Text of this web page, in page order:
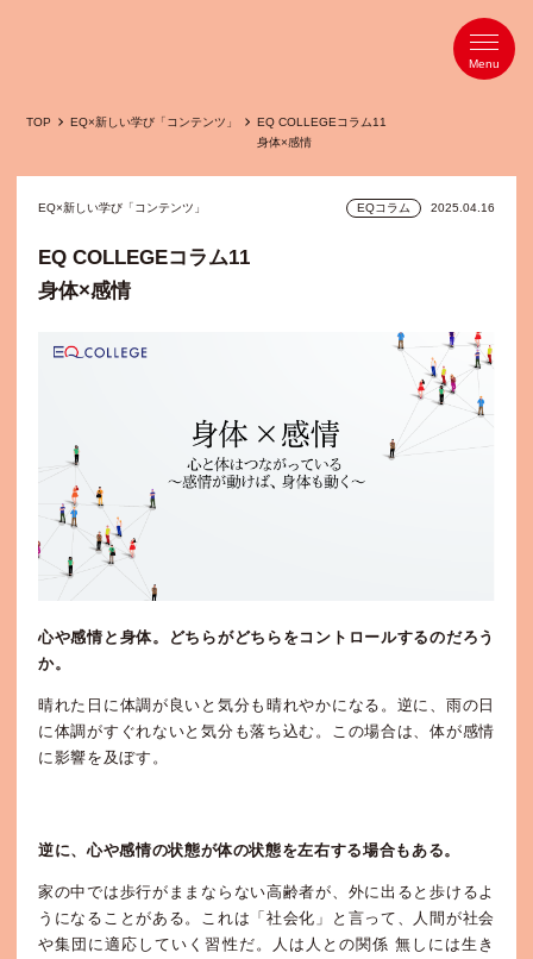
TOP EQ×新しい学び「コンテンツ」
EQ COLLEGEコラム11
身体×感情
EQ×新しい学び「コンテンツ」 EQコラム 2025.04.16
EQ COLLEGEコラム11
身体×感情
心や感情と身体。どちらがどちらをコントロールするのだろう
か。
晴れた日に体調が良いと気分も晴れやかになる。逆に、雨の日
に体調がすぐれないと気分も落ち込む。この場合は、体が感情
に影響を及ぼす。
逆に、心や感情の状態が体の状態を左右する場合もある。
家の中では歩行がままならない高齢者が、外に出ると歩けるよ
うになることがある。これは「社会化」と言って、人間が社会
や集団に適応していく習性だ。人は人との関係 無しには生き